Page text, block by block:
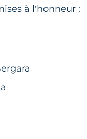
à l’honneur :